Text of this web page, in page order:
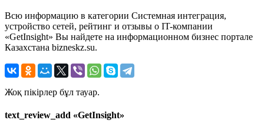
Всю информацию в категории Системная интеграция,
устройство сетей, рейтинг и отзывы о IT-компании
«GetInsight» Вы найдете на информационном бизнес портале
Казахстана bizneskz.su.
Жоқ пікірлер бұл тауар.
text_review_add «GetInsight»